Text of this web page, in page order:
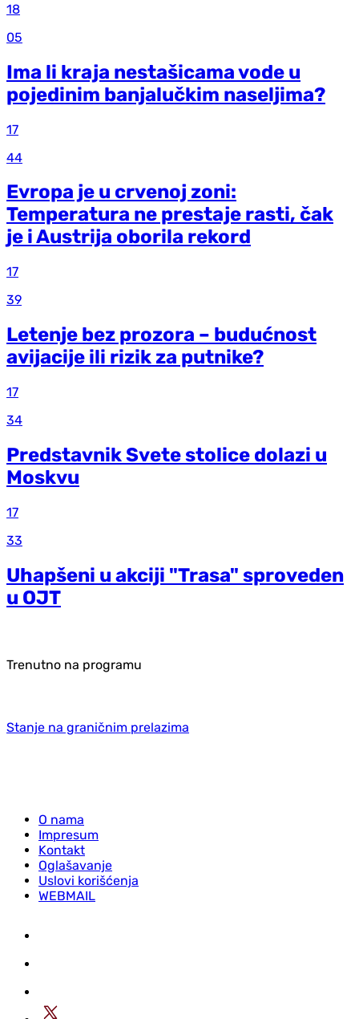
18
05
Ima li kraja nestašicama vode u
pojedinim banjalučkim naseljima?
17
44
Evropa je u crvenoj zoni:
Temperatura ne prestaje rasti, čak
je i Austrija oborila rekord
17
39
Letenje bez prozora – budućnost
avijacije ili rizik za putnike?
17
34
Predstavnik Svete stolice dolazi u
Moskvu
17
33
Uhapšeni u akciji "Trasa" sproveden
u OJT
Trenutno na programu
Stanje na graničnim prelazima
O nama
Impresum
Kontakt
Oglašavanje
Uslovi korišćenja
WEBMAIL